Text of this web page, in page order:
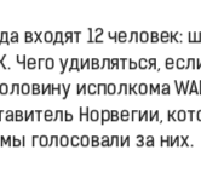
входят 12 человек:
Чего удивляться,
исполкома
Норвегии,
голосовали за них.